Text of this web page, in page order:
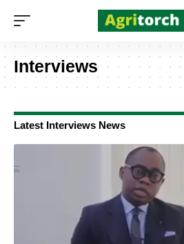
Interviews
Latest Interviews News